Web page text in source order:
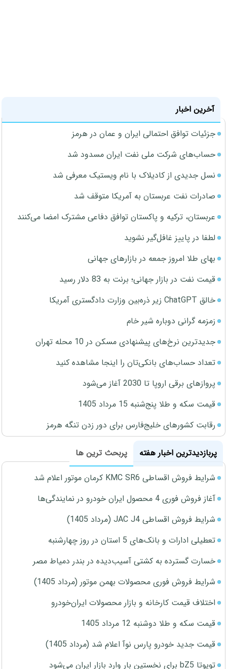
آخرین اخبار
جزئیات توافق احتمالی ایران و عمان در هرمز
حساب‌های شرکت ملی نفت ایران مسدود شد
نسل جدیدی از کادیلاک با نام ویستیک معرفی شد
صادرات نفت عربستان به آمریکا متوقف شد
عربستان، ترکیه و پاکستان توافق دفاعی مشترک امضا می‌کنند
لطفا در پاییز غافل‌گیر نشوید
بهای طلا امروز جمعه در بازارهای جهانی
قیمت نفت در بازار جهانی؛ برنت به 83 دلار رسید
خالق ChatGPT زیر ذره‌بین وزارت دادگستری آمریکا
زمزمه گرانی دوباره شیر خام
جدیدترین نرخ‌های پیشنهادی مسکن در 10 محله تهران
تعداد حساب‌های بانکی‌تان را اینجا مشاهده کنید
پروازهای برقی اروپا تا 2030 آغاز می‌شود
قیمت سکه و طلا پنج‌شنبه 15 مرداد 1405
رقابت کشورهای خلیج‌فارس برای دور زدن تنگه هرمز
پربازدیدترین اخبار هفته
پربحث ترین ها
شرایط فروش اقساطی KMC SR6 کرمان موتور اعلام شد
آغاز فروش فوری 4 محصول ایران خودرو در نمایندگی‌ها
شرایط فروش اقساطی JAC J4 (مرداد 1405)
تعطیلی ادارات و بانک‌های 5 استان در روز چهارشنبه
خسارت گسترده به کشتی آسیب‌دیده در بندر دمیاط مصر
شرایط فروش فوری محصولات بهمن موتور (مرداد 1405)
اختلاف قیمت کارخانه و بازار محصولات ایران‌خودرو
قیمت سکه و طلا دوشنبه 12 مرداد 1405
قیمت جدید خودرو پارس نوآ اعلام شد (مرداد 1405)
تویوتا bZ5 برای نخستین بار وارد بازار ایران می‌شود